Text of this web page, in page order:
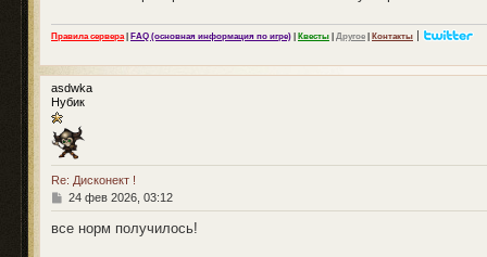
Правила сервера| FAQ (основная информация по игре) Квесты Другое Контакты |
asdwka
Нубик
Re: Дисконект !
С
о
о
24 фев 2026, 03:12
все норм получилось!